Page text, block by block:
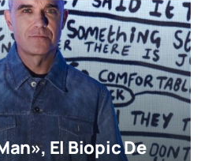
El Biopic De